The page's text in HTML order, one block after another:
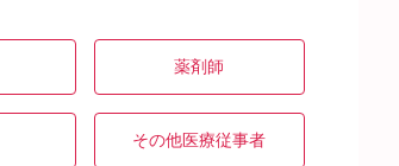
効能共通〉
薬剤師
その他医療従事者